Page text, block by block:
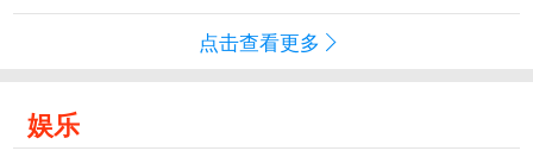
点击查看更多
娱乐